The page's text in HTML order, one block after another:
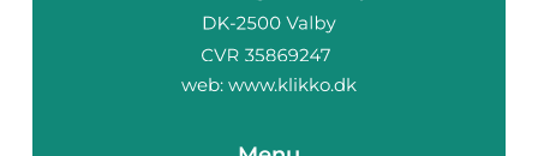
web: www.klikko.dk